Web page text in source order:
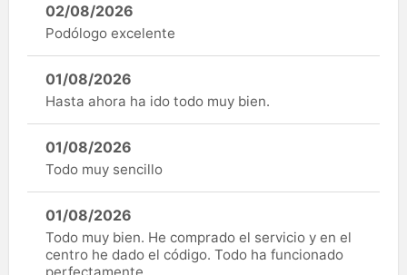
02/08/2026
Podólogo excelente
01/08/2026
Hasta ahora ha ido todo muy bien.
01/08/2026
Todo muy sencillo
01/08/2026
Todo muy bien. He comprado el servicio y en el
centro he dado el código. Todo ha funcionado